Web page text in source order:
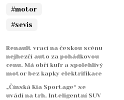
#motor
#sevis
Renault vrací na českou scénu
nejhezčí auto za pohádkovou
cenu. Má obří kufr a spolehlivý
motor bez kapky elektrifikace
„Čínská Kia Sportage“ se
uvádí na trh. Inteligentní SUV